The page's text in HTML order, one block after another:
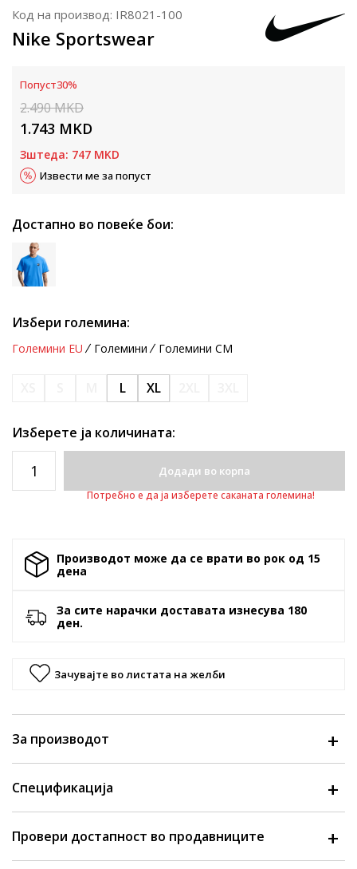
Код на производ: IR8021-100
Nike Sportswear
Попуст30%
2.490MKD
1.743 MKD
Зштеда: 747 MKD
Извести ме за попуст
Достапно во повеќе бои:
Избери големина:
Големини EU Големини Големини CM
L XL
Изберете ја количината:
Додади во корпа
Потребно е да ја изберете саканата големина!
Производот може да се врати во рок од 15
денa
За сите нарачки доставата изнесува 180
ден.
Зачувајте во листата на желби
За производот
Спецификација
Провери достапност во продавниците